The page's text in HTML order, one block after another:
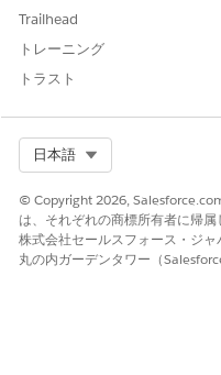
Trailhead
トレーニング
トラスト
日本語
© Copyright 2026,
は、それぞれの商標所有者に帰属
株式会社セールスフォース・ジ
丸の内ガーデンタワー（